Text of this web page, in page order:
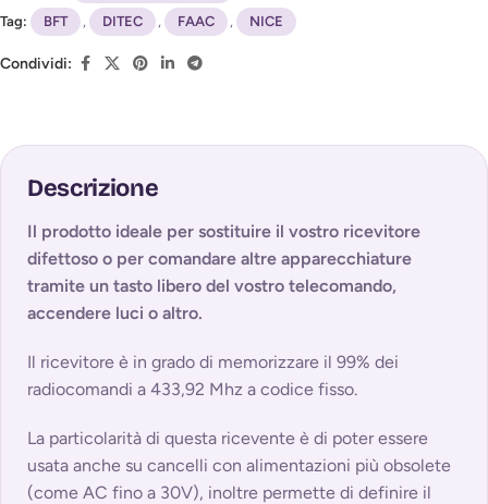
Tag:
BFT , DITEC , FAAC , NICE
Condividi:
Descrizione
Il prodotto ideale per sostituire il vostro ricevitore
difettoso o per comandare altre apparecchiature
tramite un tasto libero del vostro telecomando,
accendere luci o altro.
Il ricevitore è in grado di memorizzare il 99% dei
radiocomandi a 433,92 Mhz a codice fisso.
La particolarità di questa ricevente è di poter essere
usata anche su cancelli con alimentazioni più obsolete
(come AC fino a 30V), inoltre permette di definire il